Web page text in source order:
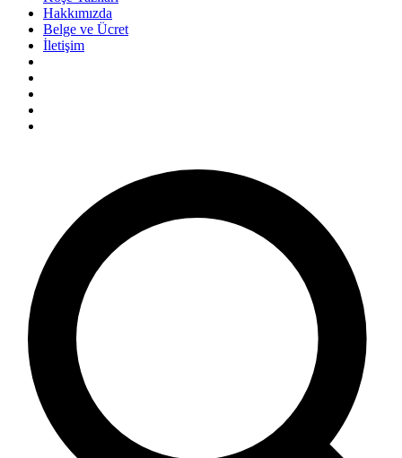
Hakkımızda
Belge ve Ücret
İletişim